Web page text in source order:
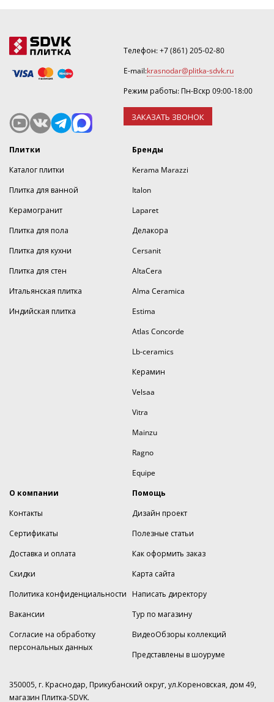
Телефон:+7 (861) 205-02-80
E-mail:krasnodar@plitka-sdvk.ru
Режим работы: Пн-Вскр 09:00-18:00
ЗАКАЗАТЬ ЗВОНОК
Плитки
Каталог плитки
Плитка для ванной
Керамогранит
Плитка для пола
Плитка для кухни
Плитка для стен
Итальянская плитка
Индийская плитка
Бренды
Kerama Marazzi
Italon
Laparet
Делакора
Cersanit
AltaCera
Alma Ceramica
Estima
Atlas Concorde
Lb-ceramics
Керамин
Velsaa
Vitra
Mainzu
Ragno
Equipe
О компании
Контакты
Сертификаты
Доставка и оплата
Скидки
Политика конфиденциальности
Вакансии
Согласие на обработку
персональных данных
Помощь
Дизайн проект
Полезные статьи
Как оформить заказ
Карта сайта
Написать директору
Тур по магазину
ВидеоОбзоры коллекций
Представлены в шоуруме
350005, г. Краснодар, Прикубанский округ, ул.Кореновская, дом 49,
магазин Плитка-SDVK.